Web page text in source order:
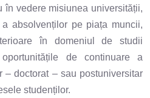
în vedere misiunea universității,
absolvenților pe piața muncii,
în domeniul de studii
oportunitățile de continuare a
doctorat – sau postuniversitar
studenților.